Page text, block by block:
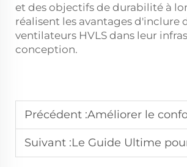
et des objectifs de durabilité à
réalisent les avantages d'inclure
ventilateurs HVLS dans leur
conception.
Précédent :Améliorer le confort avec des
Suivant :Le Guide Ultime pour Choisir le Ventilateur de Plafond